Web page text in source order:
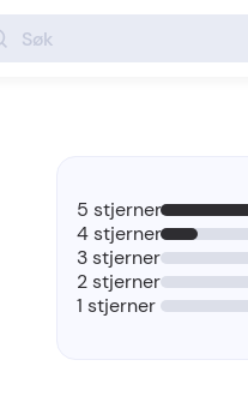
5 stjerner
4 stjerner
3 stjerner
2 stjerner
1 stjerner